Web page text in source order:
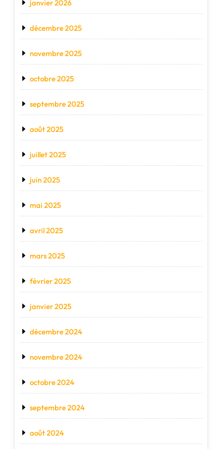
janvier 2026
décembre 2025
novembre 2025
octobre 2025
septembre 2025
août 2025
juillet 2025
juin 2025
mai 2025
avril 2025
mars 2025
février 2025
janvier 2025
décembre 2024
novembre 2024
octobre 2024
septembre 2024
août 2024